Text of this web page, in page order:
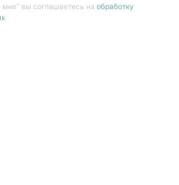
мне” вы соглашаетесь наобработку